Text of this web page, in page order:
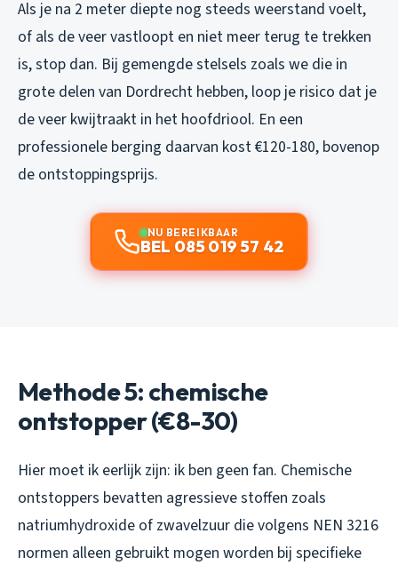
Als je na 2 meter diepte nog steeds weerstand voelt,
of als de veer vastloopt en niet meer terug te trekken
is, stop dan. Bij gemengde stelsels zoals we die in
grote delen van Dordrecht hebben, loop je risico dat je
de veer kwijtraakt in het hoofdriool. En een
professionele berging daarvan kost €120-180, bovenop
de ontstoppingsprijs.
NU BEREIKBAAR
BEL 085 019 57 42
Methode 5: chemische
ontstopper (€8-30)
Hier moet ik eerlijk zijn: ik ben geen fan. Chemische
ontstoppers bevatten agressieve stoffen zoals
natriumhydroxide of zwavelzuur die volgens NEN 3216
normen alleen gebruikt mogen worden bij specifieke